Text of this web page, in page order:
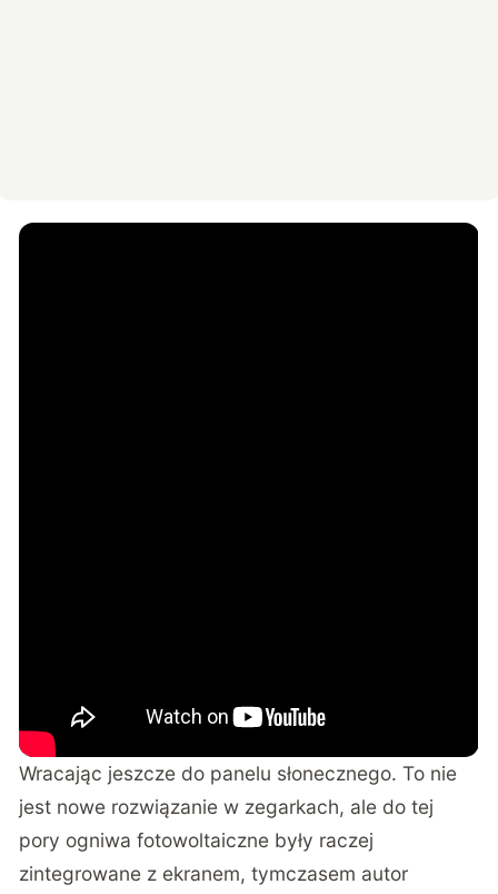
Wracając jeszcze do panelu słonecznego. To nie
jest nowe rozwiązanie w zegarkach, ale do tej
pory ogniwa fotowoltaiczne były raczej
zintegrowane z ekranem, tymczasem autor